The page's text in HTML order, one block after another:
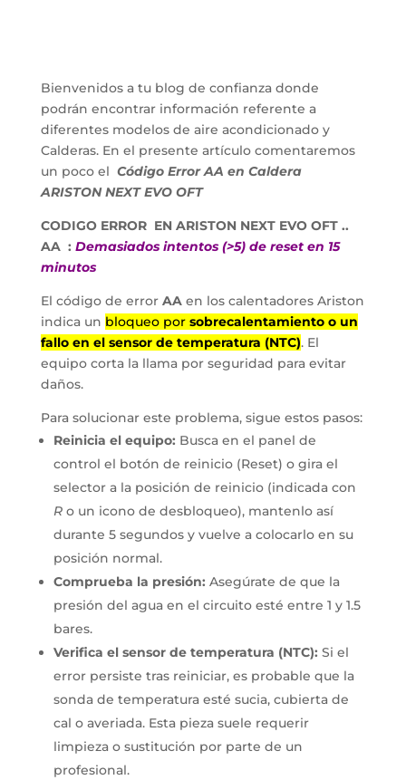
Bienvenidos a tu blog de confianza donde
podrán encontrar información referente a
diferentes modelos de aire acondicionado y
Calderas. En el presente artículo comentaremos
un poco el Código Error AA en Caldera
ARISTON NEXT EVO OFT
CODIGO ERROR EN ARISTON NEXT EVO OFT ..
AA : Demasiados intentos (>5) de reset en 15
minutos
El código de error AAen los calentadores Ariston
indica un bloqueo por sobrecalentamiento o un
fallo en el sensor de temperatura (NTC). El
equipo corta la llama por seguridad para evitar
daños.
Para solucionar este problema, sigue estos pasos:
Reinicia el equipo: Busca en el panel de
control el botón de reinicio (Reset) o gira el
selector a la posición de reinicio (indicada con
Ro un icono de desbloqueo), mantenlo así
durante 5 segundos y vuelve a colocarlo en su
posición normal.
Comprueba la presión: Asegúrate de que la
presión del agua en el circuito esté entre 1 y 1.5
bares.
Verifica el sensor de temperatura (NTC): Si el
error persiste tras reiniciar, es probable que la
sonda de temperatura esté sucia, cubierta de
cal o averiada. Esta pieza suele requerir
limpieza o sustitución por parte de un
profesional.